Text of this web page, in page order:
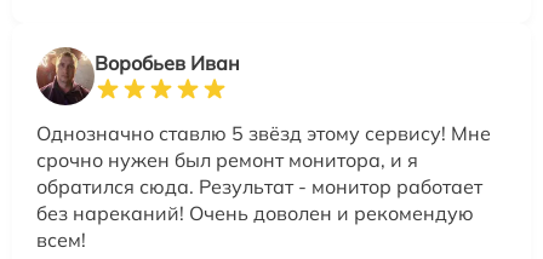
Воробьев Иван
Однозначно ставлю 5 звёзд этому сервису! Мне
срочно нужен был ремонт монитора, и я
обратился сюда. Результат - монитор работает
без нареканий! Очень доволен и рекомендую
всем!